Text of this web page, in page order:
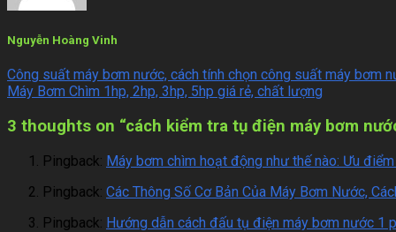
Nguyễn Hoàng Vinh
Công suất máy bơm nước, cách tính chọn công suất máy bơm
Máy Bơm Chìm 1hp, 2hp, 3hp, 5hp giá rẻ, chất lượng
3 thoughts on “cách kiểm tra tụ điện máy bơm
Pingback: Máy bơm chìm hoạt động như thế nào: Ưu
Pingback: Các Thông Số Cơ Bản Của Máy Bơm Nước,
Pingback: Hướng dẫn cách đấu tụ điện máy bơm nước 1